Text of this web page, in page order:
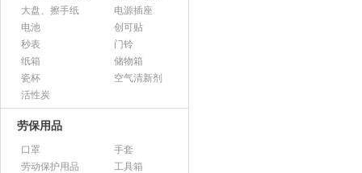
大盘、擦手纸
电源插座
电池
创可贴
秒表
门铃
纸箱
储物箱
瓷杯
空气清新剂
活性炭
劳保用品
口罩
手套
劳动保护用品
工具箱